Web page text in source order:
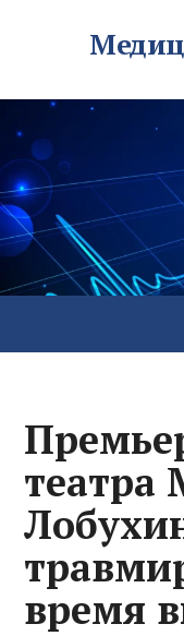
театра
время